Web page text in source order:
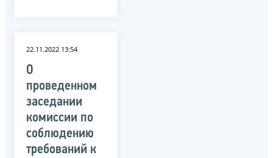
22.11.2022 13:54
О
проведенном
заседании
комиссии по
соблюдению
требований к